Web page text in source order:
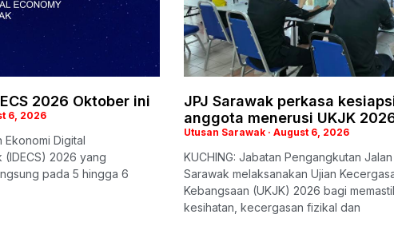
2026 Oktober ini
6, 2026
Ekonomi Digital
(IDECS) 2026 yang
pada 5 hingga 6
JPJ Sarawak perkasa
anggota menerusi UKJK
Utusan Sarawak August 6, 2026
KUCHING: Jabatan Pengangkutan
Sarawak melaksanakan Ujian
Kebangsaan (UKJK) 2026 bagi
kesihatan, kecergasan fizikal dan